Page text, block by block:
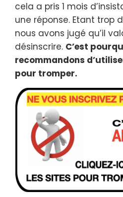
cela a pris 1 mois
une réponse. Etant trop
nous avons jugé qu’il
désinscrire. C’est
recommandons
pour tromper.